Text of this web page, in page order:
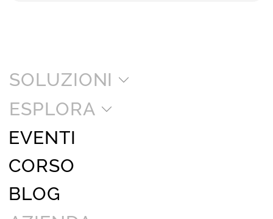
SOLUZIONI
ESPLORA
EVENTI
CORSO
BLOG